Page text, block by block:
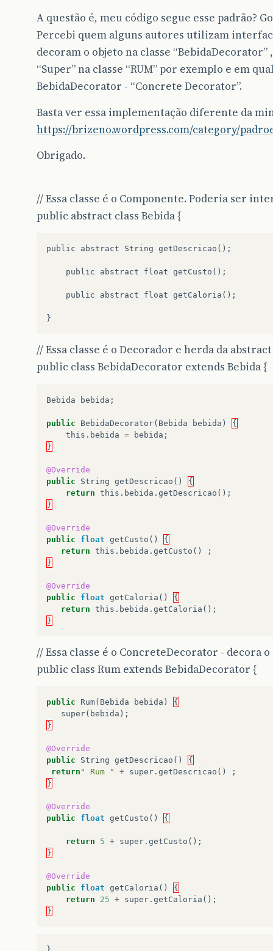
A questão é, meu código segue esse padrão?
Percebi quem alguns autores utilizam
decoram o objeto na classe
“Super” na classe “RUM” por exemplo e em
BebidaDecorator - “Concrete Decorator”.
Basta ver essa implementação diferente da
https://brizeno.wordpress.com/category/
Obrigado.
// Essa classe é o Componente. Poderia ser
public abstract class Bebida {
public abstract String getDescricao();
    public abstract float getCusto();
    public abstract float getCaloria();
// Essa classe é o Decorador e herda da
public class BebidaDecorator extends Bebida {
Bebida bebida ;
public BebidaDecorator( Bebida bebida )
{
this . bebida = bebida ;
}
@Override
public
String getDescricao ()
{
return this . bebida . getDescricao ();
}
@Override
public
float getCusto ()
{
return this . bebida . getCusto ()
;
}
@Override
public
float getCaloria ()
{
return this . bebida . getCaloria ();
}
// Essa classe é o ConcreteDecorator - decora
public class Rum extends BebidaDecorator {
public Rum( Bebida bebida )
{
super( bebida );
}
@Override
public
String getDescricao ()
{
return " Rum " + super . getDescricao ()
;
}
@Override
public
float getCusto () {
return 5 + super . getCusto ();
}
@Override
public
float getCaloria ()
{
return
25 + super . getCaloria ();
}